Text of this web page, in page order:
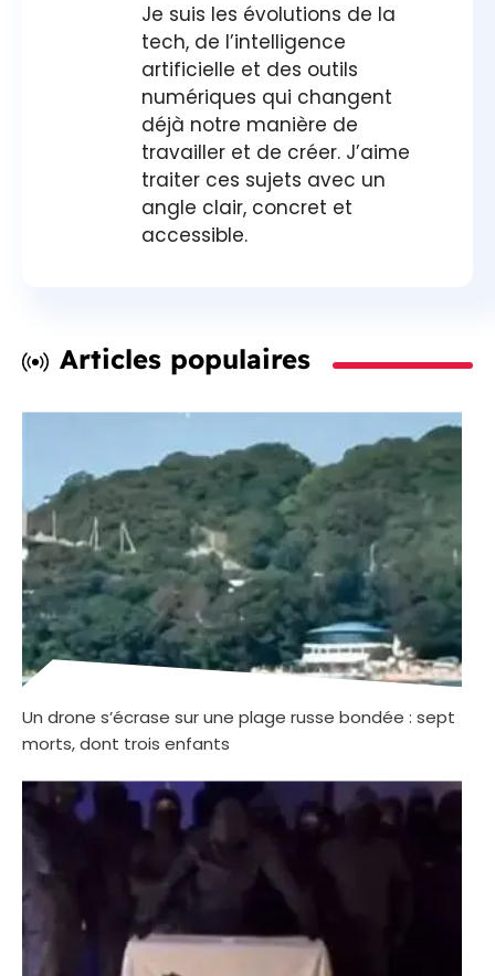
Je suis les évolutions de la
tech, de l’intelligence
artificielle et des outils
numériques qui changent
déjà notre manière de
travailler et de créer. J’aime
traiter ces sujets avec un
angle clair, concret et
accessible.
Articles populaires
Un drone s’écrase sur une plage russe bondée : sept
morts, dont trois enfants